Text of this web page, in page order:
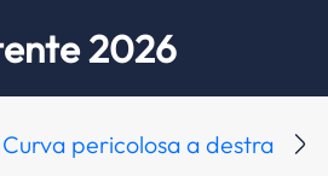
2026
Curva pericolosa a destra